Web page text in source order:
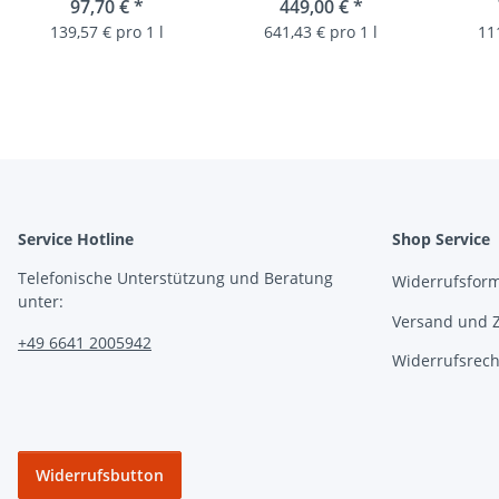
Sherry Butt Single Malt
Scotch Whisky 58,6%
97,70 €*
139,57 € pro 1 l
Single Malt Scotch
Whisky 55.6%
449,00 €*
641,43 € pro 1 l
Service Hotline
Telefonische Unterstützung und Beratung
unter:
+49 6641 2005942
Shop Service
Versand und
Widerrufsbutton